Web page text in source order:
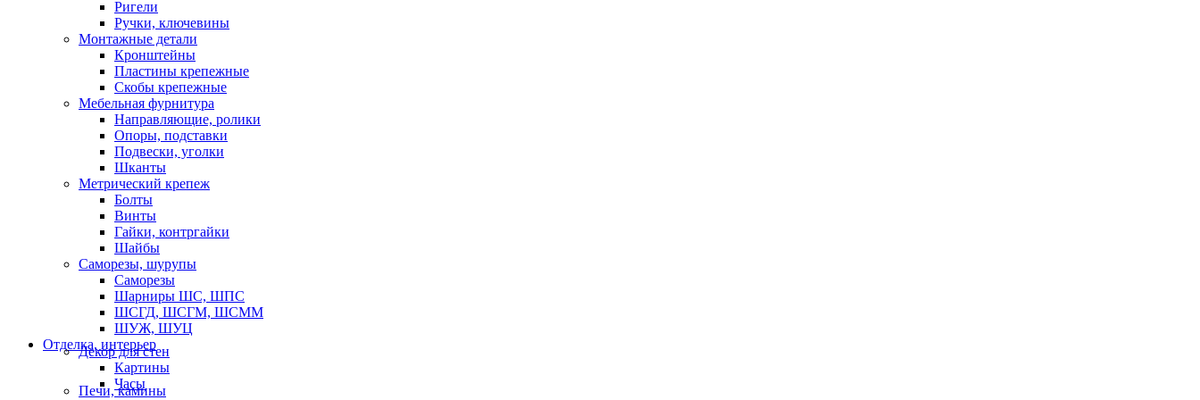
Ригели
Ручки, ключевины
Монтажные детали
Кронштейны
Пластины крепежные
Скобы крепежные
Мебельная фурнитура
Направляющие, ролики
Опоры, подставки
Подвески, уголки
Шканты
Метрический крепеж
Болты
Винты
Гайки, контргайки
Шайбы
Саморезы, шурупы
Саморезы
Шарниры ШС, ШПС
ШСГД, ШСГМ, ШСММ
ШУЖ, ШУЦ
Отделка, интерьер
Декор для стен
Картины
Часы
Печи, камины